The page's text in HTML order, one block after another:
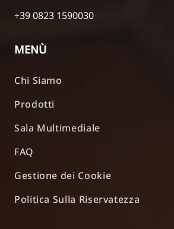
+39 0823 1590030
MENÙ
Chi Siamo
Prodotti
Sala Multimediale
FAQ
Gestione dei Cookie
Politica Sulla Riservatezza